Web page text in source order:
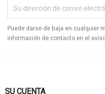
Puede darse de baja en cualquier
información de contacto en el